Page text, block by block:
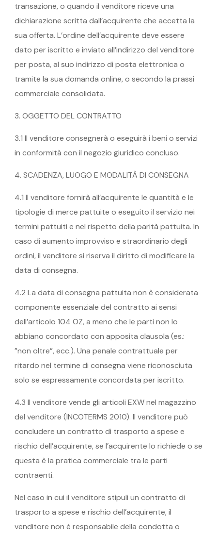
transazione, o quando il venditore riceve una
dichiarazione scritta dall’acquirente che accetta la
sua offerta. L’ordine dell’acquirente deve essere
dato per iscritto e inviato all’indirizzo del venditore
per posta, al suo indirizzo di posta elettronica o
tramite la sua domanda online, o secondo la prassi
commerciale consolidata.
3. OGGETTO DEL CONTRATTO
3.1 Il venditore consegnerà o eseguirà i beni o servizi
in conformità con il negozio giuridico concluso.
4. SCADENZA, LUOGO E MODALITÀ DI CONSEGNA
4.1 Il venditore fornirà all’acquirente le quantità e le
tipologie di merce pattuite o eseguito il servizio nei
termini pattuiti e nel rispetto della parità pattuita. In
caso di aumento improvviso e straordinario degli
ordini, il venditore si riserva il diritto di modificare la
data di consegna.
4.2 La data di consegna pattuita non è considerata
componente essenziale del contratto ai sensi
dell’articolo 104 OZ, a meno che le parti non lo
abbiano concordato con apposita clausola (es.:
”non oltre”, ecc.). Una penale contrattuale per
ritardo nel termine di consegna viene riconosciuta
solo se espressamente concordata per iscritto.
4.3 Il venditore vende gli articoli EXW nel magazzino
del venditore (INCOTERMS 2010). Il venditore può
concludere un contratto di trasporto a spese e
rischio dell’acquirente, se l’acquirente lo richiede o se
questa è la pratica commerciale tra le parti
contraenti.
Nel caso in cui il venditore stipuli un contratto di
trasporto a spese e rischio dell’acquirente, il
venditore non è responsabile della condotta o